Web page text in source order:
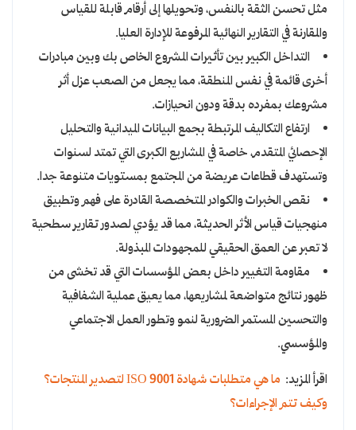
مثل تحسن الثقة بالنفس، وتحويلها إلى أرقام قابلة للقياس
والمقارنة في التقارير النهائية المرفوعة للإدارة العليا.
التداخل الكبير بين تأثيرات المشروع الخاص بك وبين مبادرات
أخرى قائمة في نفس المنطقة، مما يجعل من الصعب عزل أثر
مشروعك بمفرده بدقة ودون انحيازات.
ارتفاع التكاليف المرتبطة بجمع البيانات الميدانية والتحليل
الإحصائي المتقدم، خاصة في المشاريع الكبرى التي تمتد لسنوات
وتستهدف قطاعات عريضة من المجتمع بمستويات متنوعة جدا.
نقص الخبرات والكوادر المتخصصة القادرة على فهم وتطبيق
منهجيات قياس الأثر الحديثة، مما قد يؤدي لصدور تقارير سطحية
لا تعبر عن العمق الحقيقي للمجهودات المبذولة.
مقاومة التغيير داخل بعض المؤسسات التي قد تخشى من
ظهور نتائج متواضعة لمشاريعها، مما يعيق عملية الشفافية
والتحسين المستمر الضرورية لنمو وتطور العمل الاجتماعي
والمؤسسي.
اقرأ المزيد:
ما هي متطلبات شهادة ISO 9001 لتصدير المنتجات؟
وكيف تتم الإجراءات؟